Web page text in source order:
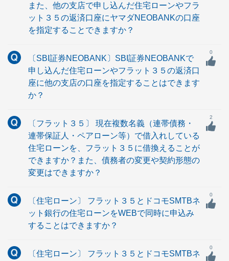
また、他の支店で申し込んだ住宅ローンやフラ
ット３５の返済口座にヤマダNEOBANKの口座
を指定することできますか？
〔SBI証券NEOBANK〕SBI証券NEOBANKで
申し込んだ住宅ローンやフラット３５の返済口
座に他の支店の口座を指定することはできます
か？
0
〔フラット３５〕 現在複数名義（連帯債務・
連帯保証人・ペアローン等）で借入れしている
住宅ローンを、フラット３５に借換えることが
できますか？また、債務者の変更や契約形態の
変更はできますか？
2
〔住宅ローン〕 フラット３５とドコモSMTBネ
ット銀行の住宅ローンをWEBで同時に申込み
することはできますか？
0
〔住宅ローン〕 フラット３５とドコモSMTBネ
0